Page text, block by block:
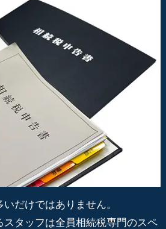
だけではありません。
スタッフは全員相続税専門のスペ